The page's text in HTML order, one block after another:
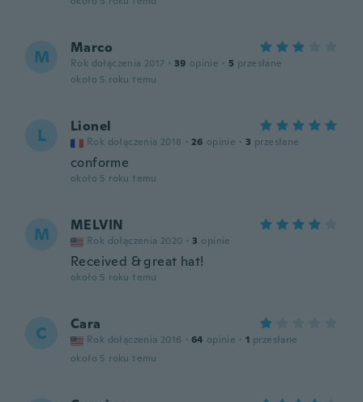
M Marco
Rok dołączenia 2017 · 39 opinie · 5 przesłane
około 5 roku temu
L Lionel
Rok dołączenia 2018 · 26 opinie · 3 przesłane
conforme
około 5 roku temu
M MELVIN
Rok dołączenia 2020 · 3 opinie
Received & great hat!
około 5 roku temu
C Cara
Rok dołączenia 2016 · 64 opinie · 1 przesłane
około 5 roku temu